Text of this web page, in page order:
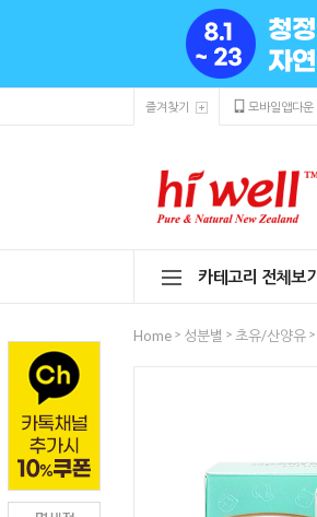
즐겨찾기 모바일앱다운
카테고리 전체보기
Home > 성분별 > 초유/산양유 >